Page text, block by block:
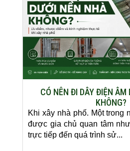
CÓ NÊN ĐI DÂY ĐIỆN ÂM
KHÔNG?
Khi xây nhà phố. Một trong
được gia chủ quan tâm
trực tiếp đến quá trình sử...